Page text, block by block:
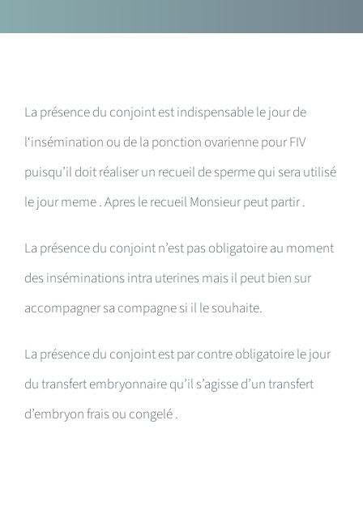
La présence du conjoint est indispensable le jour de
l‘insémination ou de la ponction ovarienne pour FIV
puisqu’il doit réaliser un recueil de sperme qui sera utilisé
le jour meme . Apres le recueil Monsieur peut partir .
La présence du conjoint n’est pas obligatoire au moment
des inséminations intra uterines mais il peut bien sur
accompagner sa compagne si il le souhaite.
La présence du conjoint est par contre obligatoire le jour
du transfert embryonnaire qu’il s’agisse d’un transfert
d’embryon frais ou congelé .